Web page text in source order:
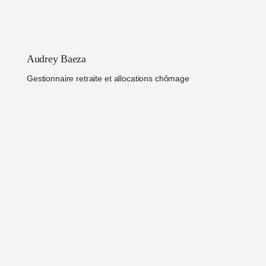
Audrey Baeza
Gestionnaire retraite et allocations chômage